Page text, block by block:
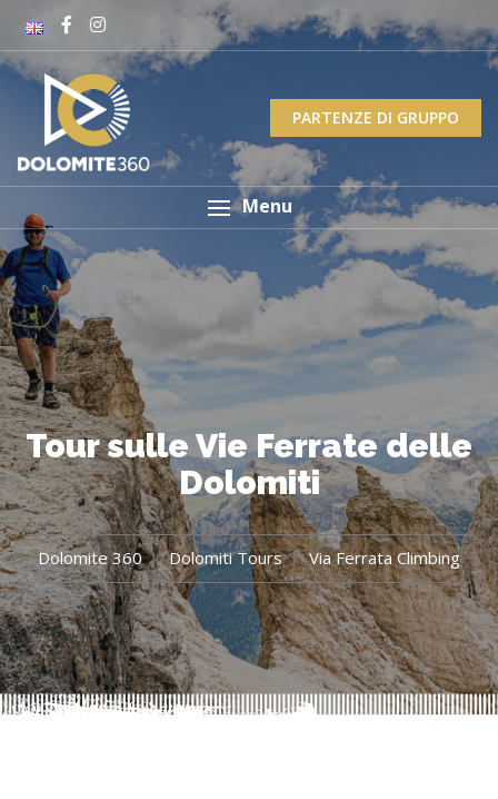
PARTENZE DI GRUPPO
Menu
Tour sulle Vie Ferrate delle
Dolomiti
Dolomite 360 Dolomiti Tours Via Ferrata Climbing